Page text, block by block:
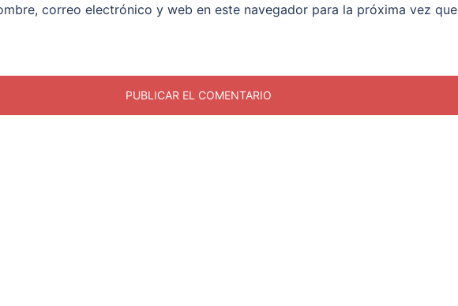
correo electrónico y web en este navegador para la próxima vez que